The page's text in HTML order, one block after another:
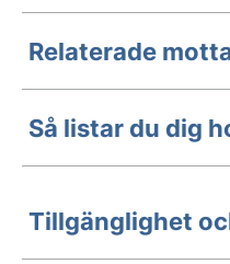
Relaterade
Så listar du dig
Tillgänglighet